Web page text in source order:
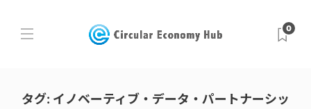
0
タグ: イノベーティブ・データ・パートナーシッ